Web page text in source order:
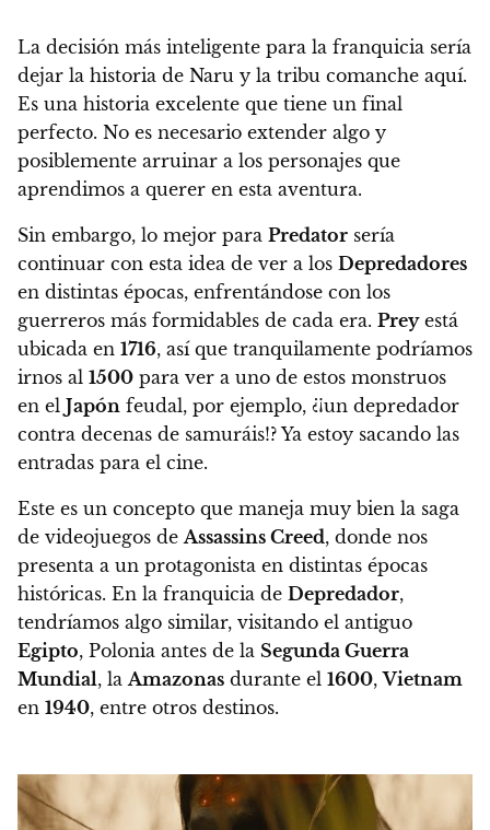
La decisión más inteligente para la franquicia sería
dejar la historia de Naru y la tribu comanche aquí.
Es una historia excelente que tiene un final
perfecto. No es necesario extender algo y
posiblemente arruinar a los personajes que
aprendimos a querer en esta aventura.
Sin embargo, lo mejor para Predator sería
continuar con esta idea de ver a los Depredadores
en distintas épocas, enfrentándose con los
guerreros más formidables de cada era. Preyestá
ubicada en 1716, así que tranquilamente podríamos
irnos al 1500 para ver a uno de estos monstruos
en el Japón feudal, por ejemplo, ¿¡un depredador
contra decenas de samuráis!? Ya estoy sacando las
entradas para el cine.
Este es un concepto que maneja muy bien la saga
de videojuegos deAssassins Creed, donde nos
presenta a un protagonista en distintas épocas
históricas. En la franquicia de Depredador,
tendríamos algo similar, visitando el antiguo
Egipto, Polonia antes de la Segunda Guerra
Mundial, laAmazonas durante el 1600,Vietnam
en 1940, entre otros destinos.